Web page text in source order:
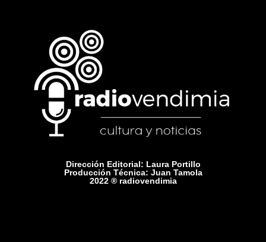
Dirección Editorial: Laura Portillo
Producción Técnica: Juan Tamola
2022 ® radiovendimia